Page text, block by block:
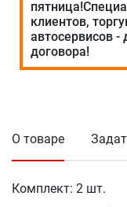
клиентов,
автосервисов -
договора!
О товаре
Комплект: 2 шт.